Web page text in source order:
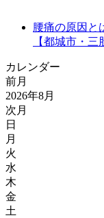
腰痛の原因と
【都城市・三
カレンダー
前月
2026年8月
次月
日
月
火
水
木
金
土